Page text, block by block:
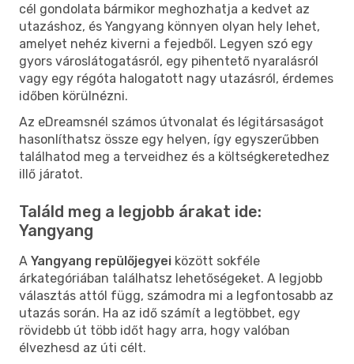
cél gondolata bármikor meghozhatja a kedvet az
utazáshoz, és Yangyang könnyen olyan hely lehet,
amelyet nehéz kiverni a fejedből. Legyen szó egy
gyors városlátogatásról, egy pihentető nyaralásról
vagy egy régóta halogatott nagy utazásról, érdemes
időben körülnézni.
Az eDreamsnél számos útvonalat és légitársaságot
hasonlíthatsz össze egy helyen, így egyszerűbben
találhatod meg a terveidhez és a költségkeretedhez
illő járatot.
Találd meg a legjobb árakat ide:
Yangyang
A Yangyang repülőjegyei között sokféle
árkategóriában találhatsz lehetőségeket. A legjobb
választás attól függ, számodra mi a legfontosabb az
utazás során. Ha az idő számít a legtöbbet, egy
rövidebb út több időt hagy arra, hogy valóban
élvezhesd az úti célt.